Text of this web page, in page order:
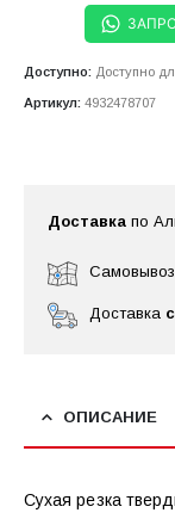
Доступно: Доступно
Артикул: 4932478707
Доставка по
Доставка
ОПИСАНИЕ
Сухая резка